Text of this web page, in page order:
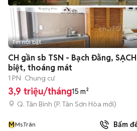
Tin nổi bật
CH gần sb TSN - Bạch Đằng,
biệt, thoáng mát
1 PN Chung cư
3,9 triệu/tháng15 m²
Q. Tân Bình (P. Tân Sơn Hòa mới)
MMs.Trân Bấm